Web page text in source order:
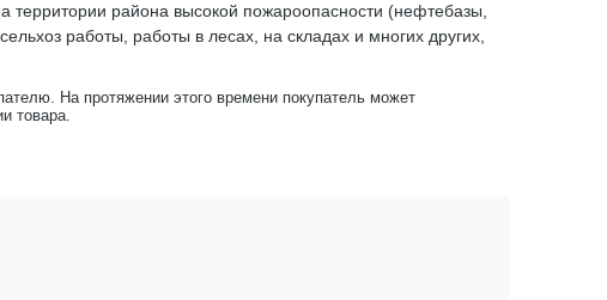
территории района высокой пожароопасности (нефтебазы,
работы, работы в лесах, на складах и многих других,
На протяжении этого времени покупатель может
товара.